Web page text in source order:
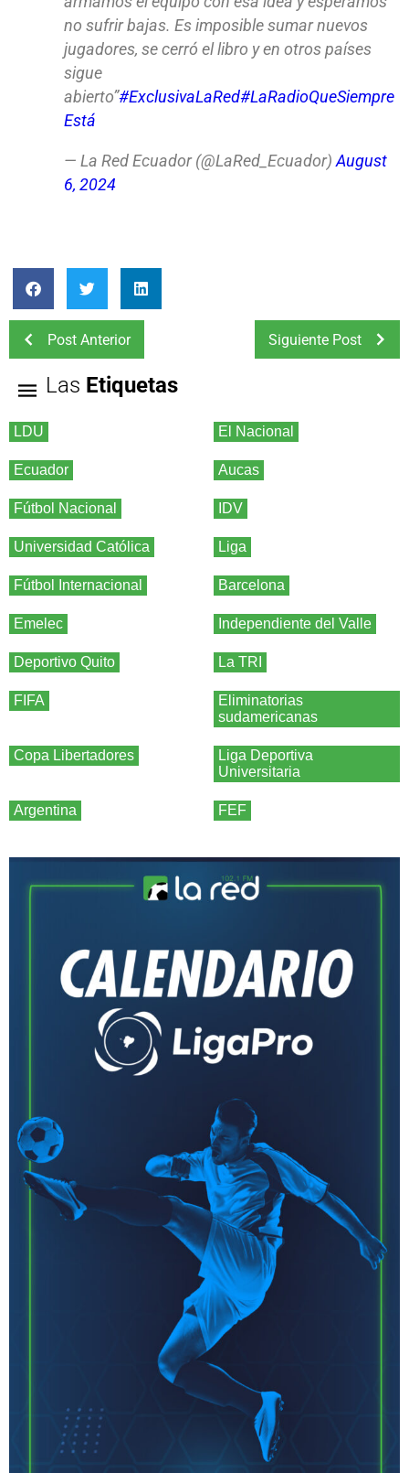
no sufrir bajas. Es imposible sumar nuevos
jugadores, se cerró el libro y en otros países
sigue
abierto”#ExclusivaLaRed#LaRadioQueSiempre
Está
— La Red Ecuador (@LaRed_Ecuador) August
6, 2024
Post Anterior Siguiente Post
Las Etiquetas
LDU El Nacional
Ecuador Aucas
Fútbol Nacional IDV
Universidad Católica Liga
Fútbol Internacional Barcelona
Emelec Independiente del Valle
Deportivo Quito La TRI
FIFA
Eliminatorias
sudamericanas
Copa Libertadores
Liga Deportiva
Universitaria
Argentina FEF